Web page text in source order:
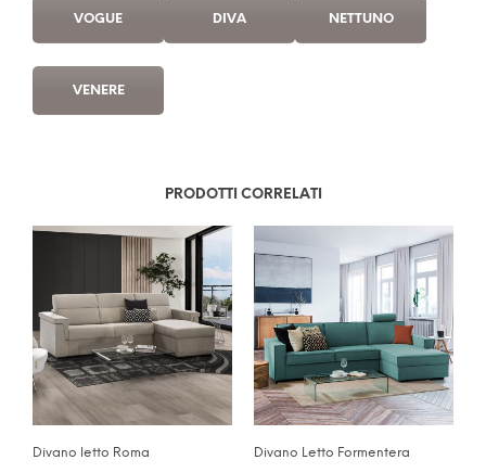
VOGUE DIVA NETTUNO
VENERE
PRODOTTI CORRELATI
Divano letto Roma Divano Letto Formentera